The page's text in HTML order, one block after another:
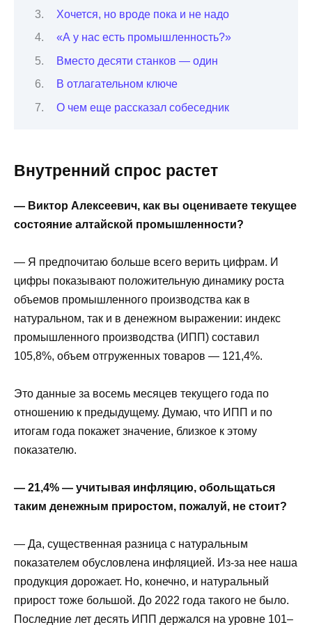
Хочется, но вроде пока и не надо
«А у нас есть промышленность?»
Вместо десяти станков — один
В отлагательном ключе
О чем еще рассказал собеседник
Внутренний спрос растет
— Виктор Алексеевич, как вы оцениваете текущее
состояние алтайской промышленности?
— Я предпочитаю больше всего верить цифрам. И
цифры показывают положительную динамику роста
объемов промышленного производства как в
натуральном, так и в денежном выражении: индекс
промышленного производства (ИПП) составил
105,8%, объем отгруженных товаров — 121,4%.
Это данные за восемь месяцев текущего года по
отношению к предыдущему. Думаю, что ИПП и по
итогам года покажет значение, близкое к этому
показателю.
— 21,4% — учитывая инфляцию, обольщаться
таким денежным приростом, пожалуй, не стоит?
— Да, существенная разница с натуральным
показателем обусловлена инфляцией. Из-за нее наша
продукция дорожает. Но, конечно, и натуральный
прирост тоже большой. До 2022 года такого не было.
Последние лет десять ИПП держался на уровне 101–